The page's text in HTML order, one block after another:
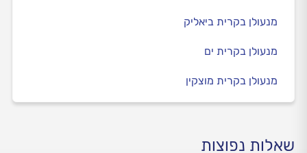
מנעולן בקרית ביאליק
מנעולן בקרית ים
מנעולן בקרית מוצקין
שאלות נפוצות